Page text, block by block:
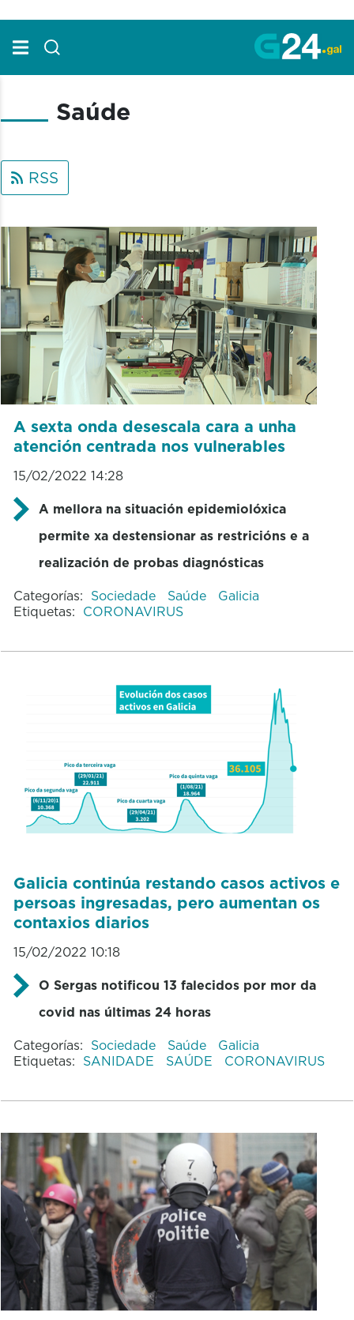
Saúde
RSS
A sexta onda desescala cara a unha
atención centrada nos vulnerables
15/02/2022 14:28
A mellora na situación epidemiolóxica
permite xa destensionar as restricións e a
realización de probas diagnósticas
Categorías: Sociedade Saúde
Galicia
Etiquetas: CORONAVIRUS
Galicia continúa restando casos activos e
persoas ingresadas, pero aumentan os
contaxios diarios
15/02/2022 10:18
O Sergas notificou 13 falecidos por mor da
covid nas últimas 24 horas
Categorías: Sociedade Saúde
Galicia
Etiquetas: SANIDADE SAÚDE CORONAVIRUS